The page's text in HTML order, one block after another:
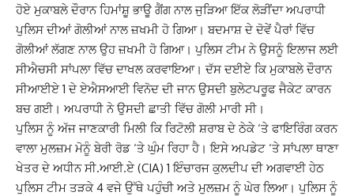
ਹੋਏ ਮੁਕਾਬਲੇ ਦੌਰਾਨ ਹਿਮਾਂਸ਼ੂ ਭਾਊ ਗੈਂਗ ਨਾਲ ਜੁੜਿਆ ਇੱਕ ਲੋੜੀਂਦਾ ਅਪਰਾਧੀ
ਪੁਲਿਸ ਦੀਆਂ ਗੋਲੀਆਂ ਨਾਲ ਜ਼ਖਮੀ ਹੋ ਗਿਆ। ਬਦਮਾਸ਼ ਦੇ ਦੋਵੇਂ ਪੈਰਾਂ ਵਿੱਚ
ਗੋਲੀਆਂ ਲੱਗਣ ਨਾਲ ਉਹ ਜ਼ਖਮੀ ਹੋ ਗਿਆ। ਪੁਲਿਸ ਟੀਮ ਨੇ ਉਸਨੂੰ ਇਲਾਜ ਲਈ
ਸੀਐਚਸੀ ਸਾਂਪਲਾ ਵਿੱਚ ਦਾਖਲ ਕਰਵਾਇਆ। ਦੱਸ ਦਈਏ ਕਿ ਮੁਕਾਬਲੇ ਦੌਰਾਨ
ਸੀਆਈਏ 1 ਦੇ ਏਐਸਆਈ ਵਿਨੋਦ ਦੀ ਜਾਨ ਉਸਦੀ ਬੁਲੇਟਪਰੂਫ ਜੈਕੇਟ ਕਾਰਨ
ਬਚ ਗਈ। ਅਪਰਾਧੀ ਨੇ ਉਸਦੀ ਛਾਤੀ ਵਿੱਚ ਗੋਲੀ ਮਾਰੀ ਸੀ।
ਪੁਲਿਸ ਨੂੰ ਅੱਜ ਜਾਣਕਾਰੀ ਮਿਲੀ ਕਿ ਰਿਟੋਲੀ ਸ਼ਰਾਬ ਦੇ ਠੇਕੇ ‘ਤੇ ਫਾਇਰਿੰਗ ਕਰਨ
ਵਾਲਾ ਮੁਲਜ਼ਮ ਮੋਨੂੰ ਬੇਰੀ ਰੋਡ ‘ਤੇ ਘੁੰਮ ਰਿਹਾ ਹੈ। ਇਸੇ ਅਪਡੇਟ ‘ਤੇ ਸਾਂਪਲਾ ਥਾਣਾ
ਖੇਤਰ ਦੇ ਅਧੀਨ ਸੀ.ਆਈ.ਏ (CIA) 1 ਇੰਚਾਰਜ ਕੁਲਦੀਪ ਦੀ ਅਗਵਾਈ ਹੇਠ
ਪੁਲਿਸ ਟੀਮ ਤੜਕੇ 4 ਵਜੇ ਉੱਥੇ ਪਹੁੰਚੀ ਅਤੇ ਮੁਲਜ਼ਮ ਨੂੰ ਘੇਰ ਲਿਆ। ਪੁਲਿਸ ਨੂੰ